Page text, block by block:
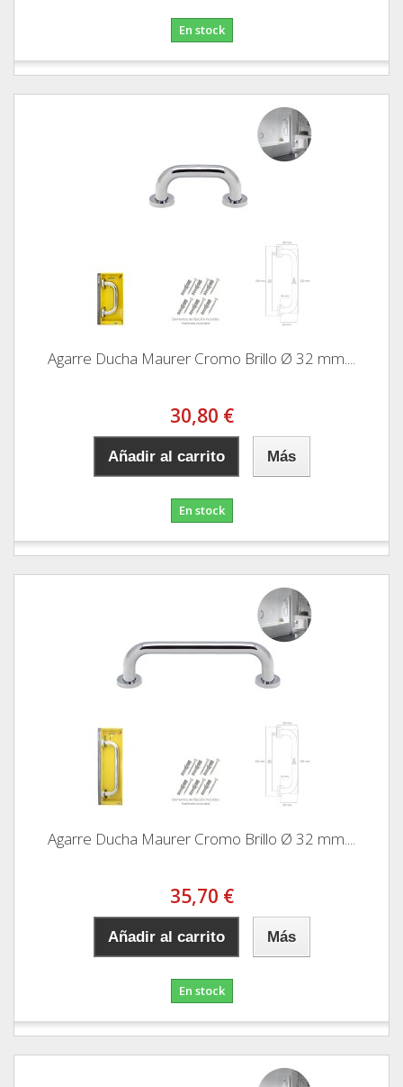
En stock
Agarre Ducha Maurer Cromo Brillo Ø 32 mm....
30,80 €
Añadir al carrito Más
En stock
Agarre Ducha Maurer Cromo Brillo Ø 32 mm....
35,70 €
Añadir al carrito Más
En stock